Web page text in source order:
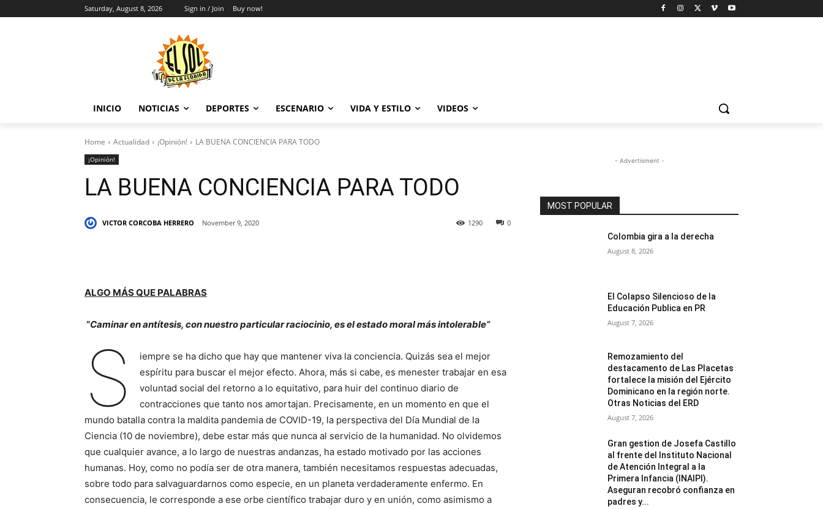
Saturday, August 8, 2026 Sign in / Join Buy now!
INICIO NOTICIAS DEPORTES ESCENARIO VIDA Y ESTILO VIDEOS
Home Actualidad ¡Opinión! LA BUENA CONCIENCIA PARA TODO
¡Opinión!
LA BUENA CONCIENCIA PARA TODO
VICTOR CORCOBA HERRERO November 9, 2020 0
1290
ALGO MÁS QUE PALABRAS
“Caminar en antítesis, con nuestro particular raciocinio, es el estado moral más intolerable”
S
iempre se ha dicho que hay que mantener viva la conciencia. Quizás sea el mejor
espíritu para buscar el mejor efecto. Ahora, más si cabe, es menester trabajar en esa
voluntad social del retorno a lo equitativo, para huir del continuo diario de
contracciones que tanto nos amortajan. Precisamente, en un momento en que el
mundo batalla contra la maldita pandemia de COVID-19, la perspectiva del Día Mundial de la
Ciencia (10 de noviembre), debe estar más que nunca al servicio de la humanidad. No olvidemos
que cualquier avance, a lo largo de nuestras andanzas, ha estado motivado por las acciones
humanas. Hoy, como no podía ser de otra manera, también necesitamos respuestas adecuadas,
sobre todo para salvaguardarnos como especie, en un planeta verdaderamente enfermo. En
consecuencia, le corresponde a ese orbe científico trabajar duro y en unión, como asimismo a
- Advertisment -
MOST POPULAR
Colombia gira a la derecha
August 8, 2026
El Colapso Silencioso de la
Educación Publica en PR
August 7, 2026
Remozamiento del
destacamento de Las Placetas
fortalece la misión del Ejército
Dominicano en la región norte.
Otras Noticias del ERD
August 7, 2026
Gran gestion de Josefa Castillo
al frente del Instituto Nacional
de Atención Integral a la
Primera Infancia (INAIPI).
Aseguran recobró confianza en
padres y...